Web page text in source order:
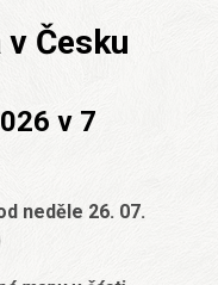
Česku
v 7
neděle 26. 07.